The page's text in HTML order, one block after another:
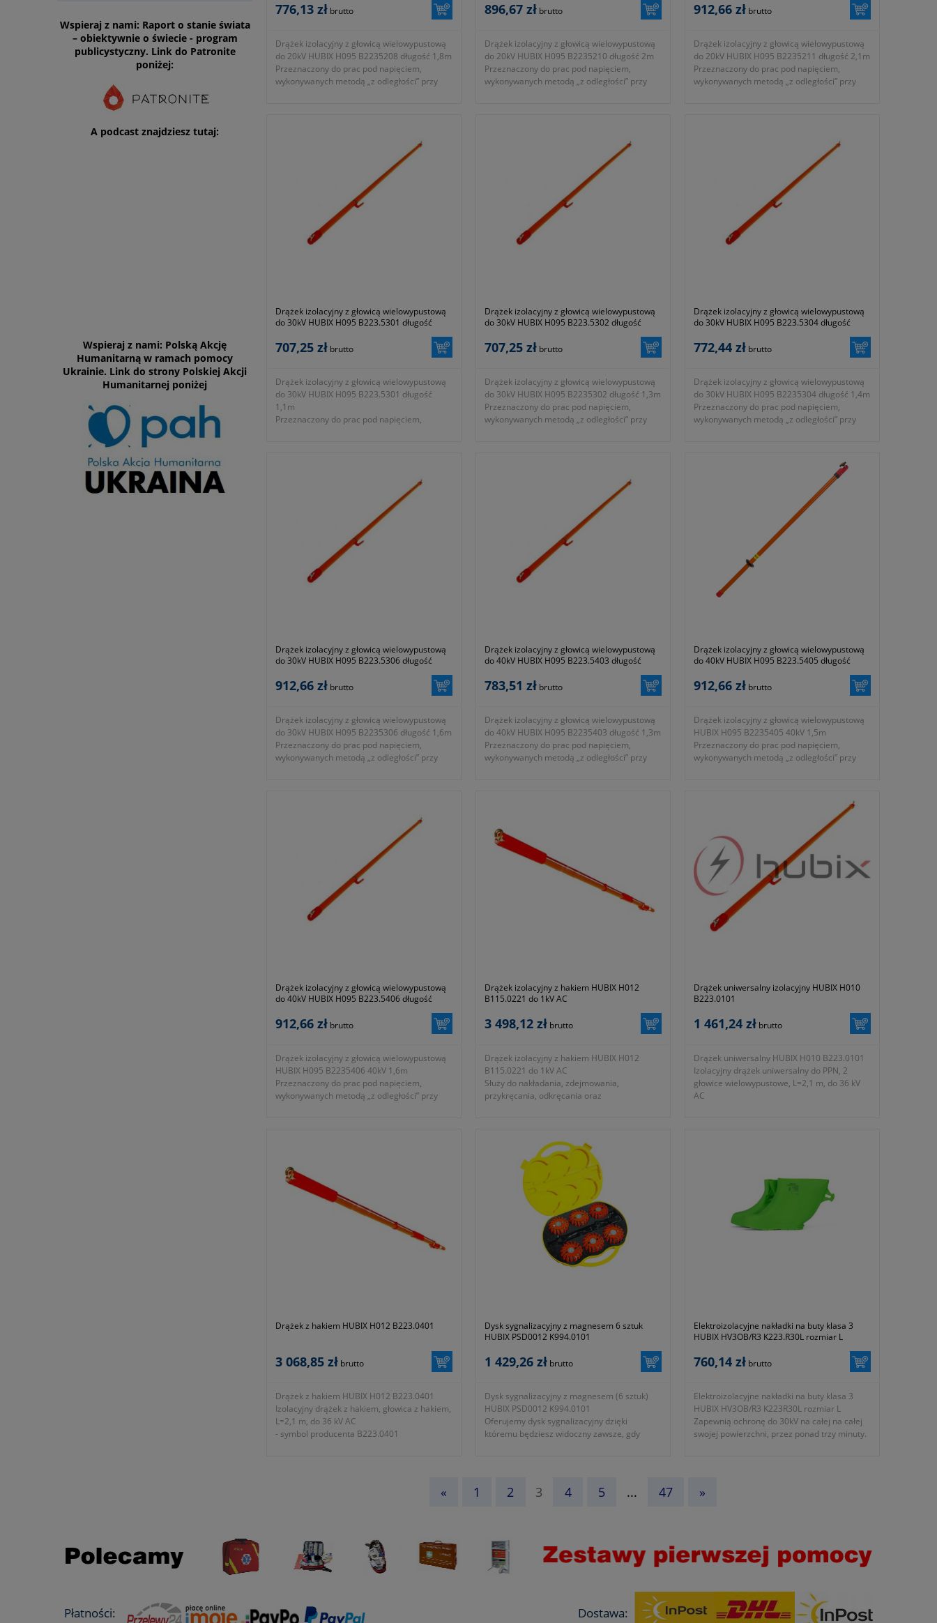
Wspieraj z nami: Raport o stanie świata
– obiektywnie o świecie - program
publicystyczny. Link do Patronite
poniżej:
A podcast znajdziesz tutaj:
Wspieraj z nami: Polską Akcję
Humanitarną w ramach pomocy
Ukrainie. Link do strony Polskiej Akcji
Humanitarnej poniżej
776,13 zł brutto
Drążek izolacyjny z głowicą wielowypustową
do 20kV HUBIX H095 B2235208 długość 1,8m
Przeznaczony do prac pod napięciem,
wykonywanych metodą „z odległości” przy
- przeznaczony do prac pod napięciem do
- zgodność z normami EN 60832-1:2010
- symbol producenta: B223.5208
Okres gwarancji 24 miesiące.
896,67 zł brutto
Drążek izolacyjny z głowicą wielowypustową
do 20kV HUBIX H095 B2235210 długość 2m
Przeznaczony do prac pod napięciem,
wykonywanych metodą „z odległości” przy
- przeznaczony do prac pod napięciem do
- zgodność z normami EN 60832-1:2010
- symbol producenta: B223.5210
Okres gwarancji 24 miesiące.
912,66 zł brutto
Drążek izolacyjny z głowicą wielowypustową
do 20kV HUBIX H095 B2235211 długość 2,1m
Przeznaczony do prac pod napięciem,
wykonywanych metodą „z odległości” przy
- przeznaczony do prac pod napięciem do
- zgodność z normami EN 60832-1:2010
- symbol producenta: B223.5211
Okres gwarancji 24 miesiące.
Drążek izolacyjny z głowicą wielowypustową
do 30kV HUBIX H095 B223.5301 długość
707,25 zł brutto
Drążek izolacyjny z głowicą wielowypustową
do 30kV HUBIX H095 B223.5301 długość
1,1m
Przeznaczony do prac pod napięciem,
- przeznaczony do prac pod napięciem do
- zgodność z normami EN 60832-1:2010
- symbol producenta: B223.5301
Okres gwarancji 24 miesiące.
Drążek izolacyjny z głowicą wielowypustową
do 30kV HUBIX H095 B223.5302 długość
707,25 zł brutto
Drążek izolacyjny z głowicą wielowypustową
do 30kV HUBIX H095 B2235302 długość 1,3m
Przeznaczony do prac pod napięciem,
wykonywanych metodą „z odległości” przy
- przeznaczony do prac pod napięciem do
- zgodność z normami EN 60832-1:2010
- symbol producenta: B223.5302
Okres gwarancji 24 miesiące.
Drążek izolacyjny z głowicą wielowypustową
do 30kV HUBIX H095 B223.5304 długość
772,44 zł brutto
Drążek izolacyjny z głowicą wielowypustową
do 30kV HUBIX H095 B2235304 długość 1,4m
Przeznaczony do prac pod napięciem,
wykonywanych metodą „z odległości” przy
- przeznaczony do prac pod napięciem do
- zgodność z normami EN 60832-1:2010
- symbol producenta: B223.5304
Okres gwarancji 24 miesiące.
Drążek izolacyjny z głowicą wielowypustową
do 30kV HUBIX H095 B223.5306 długość
912,66 zł brutto
Drążek izolacyjny z głowicą wielowypustową
do 30kV HUBIX H095 B2235306 długość 1,6m
Przeznaczony do prac pod napięciem,
wykonywanych metodą „z odległości” przy
- przeznaczony do prac pod napięciem do
- zgodność z normami EN 60832-1:2010
- symbol producenta: B223.5306
Okres gwarancji 24 miesiące.
Drążek izolacyjny z głowicą wielowypustową
do 40kV HUBIX H095 B223.5403 długość
783,51 zł brutto
Drążek izolacyjny z głowicą wielowypustową
do 40kV HUBIX H095 B2235403 długość 1,3m
Przeznaczony do prac pod napięciem,
wykonywanych metodą „z odległości” przy
40kV AC
- długość: 1,3m
- zgodność z normami EN 60832-1:2010
- symbol producenta: B223.5403
Okres gwarancji 24 miesiące.
Drążek izolacyjny z głowicą wielowypustową
do 40kV HUBIX H095 B223.5405 długość
912,66 zł brutto
Drążek izolacyjny z głowicą wielowypustową
HUBIX H095 B2235405 40kV 1,5m
Przeznaczony do prac pod napięciem,
wykonywanych metodą „z odległości” przy
- przeznaczony do prac pod napięciem do
- długość: 1,5m
- zgodność z normami EN 60832-1:2010
- symbol producenta: B223.5405
Okres gwarancji 24 miesiące.
Drążek izolacyjny z głowicą wielowypustową
do 40kV HUBIX H095 B223.5406 długość
912,66 zł brutto
Drążek izolacyjny z głowicą wielowypustową
HUBIX H095 B2235406 40kV 1,6m
Przeznaczony do prac pod napięciem,
wykonywanych metodą „z odległości” przy
30kV AC
- długość: 1,6m
- zgodność z normami EN 60832-1:2010
- symbol producenta: B223.5406
Okres gwarancji 24 miesiące.
Drążek izolacyjny z hakiem HUBIX H012
B115.0221 do 1kV AC
3 498,12 zł brutto
Drążek izolacyjny z hakiem HUBIX H012
B115.0221 do 1kV AC
Służy do nakładania, zdejmowania,
przykręcania, odkręcania oraz
- długość: 2100mm
- średnica 32mm
- przeznaczony do prac pod napięciem do
- symbol producenta: B115.0221
Okres gwarancji 2 lata.
Drążek uniwersalny izolacyjny HUBIX H010
B223.0101
1 461,24 zł brutto
Drążek uniwersalny HUBIX H010 B223.0101
Izolacyjny drążek uniwersalny do PPN, 2
głowice wielowypustowe, L=2,1 m, do 36 kV
AC
liniach napowietrznych do 1kV.
Drążek z hakiem HUBIX H012 B223.0401
3 068,85 zł brutto
Drążek z hakiem HUBIX H012 B223.0401
Izolacyjny drążek z hakiem, głowica z hakiem,
L=2,1 m, do 36 kV AC
- symbol producenta B223.0401
Dysk sygnalizacyjny z magnesem 6 sztuk
HUBIX PSD0012 K994.0101
1 429,26 zł brutto
Dysk sygnalizacyjny z magnesem (6 sztuk)
HUBIX PSD0012 K994.0101
Oferujemy dysk sygnalizacyjny dzięki
któremu będziesz widoczny zawsze, gdy
Elektroizolacyjne nakładki na buty klasa 3
HUBIX HV3OB/R3 K223.R30L rozmiar L
760,14 zł brutto
Elektroizolacyjne nakładki na buty klasa 3
HUBIX HV3OB/R3 K223R30L rozmiar L
Zapewnią ochronę do 30kV na całej na całej
swojej powierzchni, przez ponad trzy minuty.
fluorescencyjnym, rozmiar L (43-45)
wymagana przez normę EN 13287
- pielęgnacja: można prać w pralce w
AC, <18mA, napięcie maksymalne 40kV
zgodnie z EN 50321-1:2018
« 1 2 3 4 5 ... 47 »
Płatności: Dostawa: